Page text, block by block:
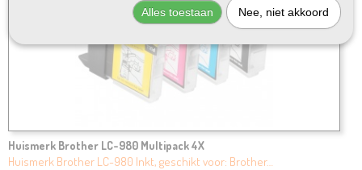
Huismerk Brother LC-980 Multipack 4X
Huismerk Brother LC-980 Inkt, geschikt voor: Brother…
Alles toestaan Nee, niet akkoord